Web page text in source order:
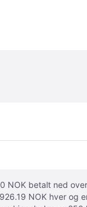
NOK betalt ned
NOK hver og